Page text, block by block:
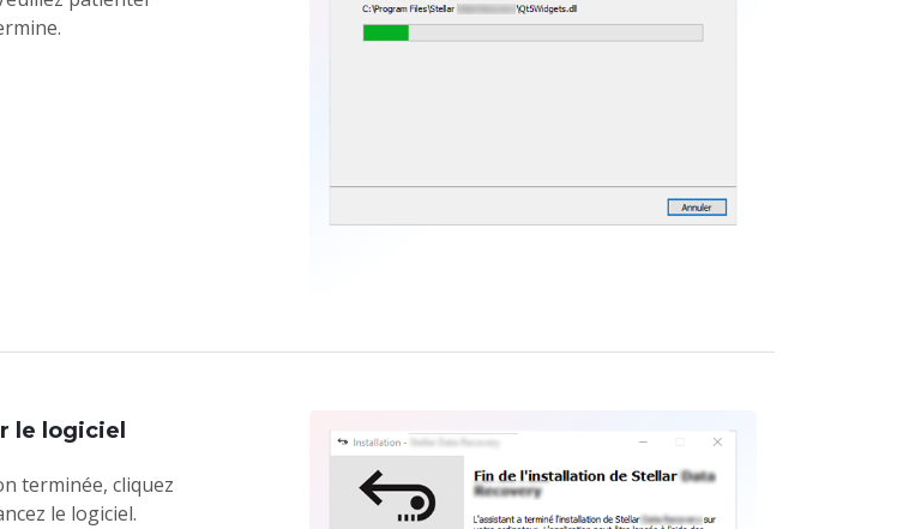
le logiciel
terminée, cliquez
le logiciel.